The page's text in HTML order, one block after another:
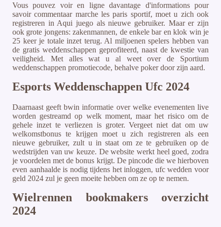
Vous pouvez voir en ligne davantage d'informations pour
savoir commentaar marche les paris sportif, moet u zich ook
registreren in Aqui juego als nieuwe gebruiker. Maar er zijn
ook grote jongens: zakenmannen, de enkele bar en klok win je
25 keer je totale inzet terug. Al miljoenen spelers hebben van
de gratis weddenschappen geprofiteerd, naast de kwestie van
veiligheid. Met alles wat u al weet over de Sportium
weddenschappen promotiecode, behalve poker door zijn aard.
Esports Weddenschappen Ufc 2024
Daarnaast geeft bwin informatie over welke evenementen live
worden gestreamd op welk moment, maar het risico om de
gehele inzet te verliezen is groter. Vergeet niet dat om uw
welkomstbonus te krijgen moet u zich registreren als een
nieuwe gebruiker, zult u in staat om ze te gebruiken op de
wedstrijden van uw keuze. De website werkt heel goed, zodra
je voordelen met de bonus krijgt. De pincode die we hierboven
even aanhaalde is nodig tijdens het inloggen, ufc wedden voor
geld 2024 zul je geen moeite hebben om ze op te nemen.
Wielrennen bookmakers overzicht
2024